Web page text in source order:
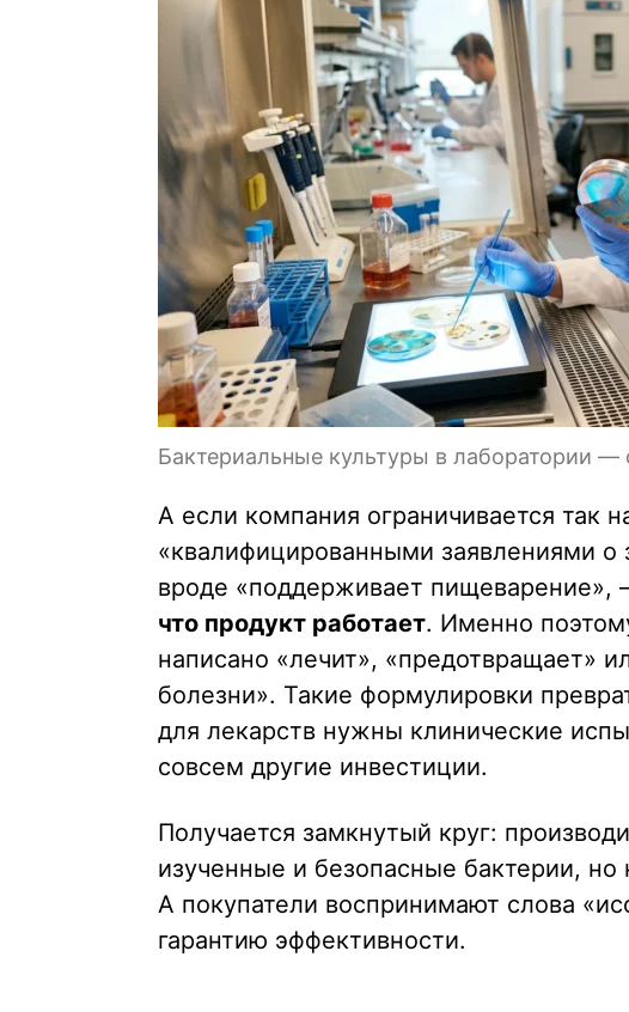
Бактериальные культуры в лаборатории —
А если компания ограничивается так
«квалифицированными заявлениями
вроде «поддерживает пищеварение»,
что продукт работает. Именно
написано «лечит», «предотвращает»
болезни». Такие формулировки
для лекарств нужны клинические
совсем другие инвестиции.
Получается замкнутый круг:
изученные и безопасные бактерии, но
А покупатели воспринимают слова
гарантию эффективности.